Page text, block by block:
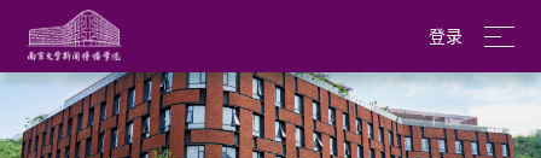
登录
English